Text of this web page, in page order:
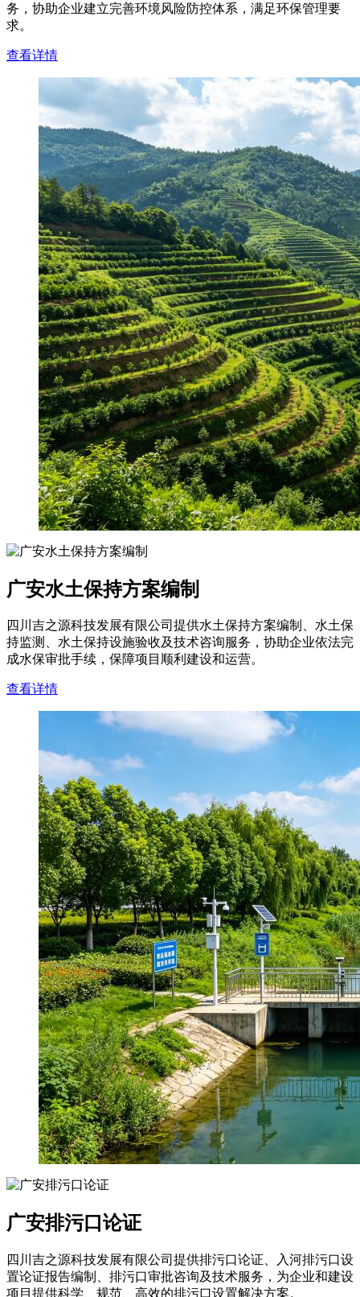
务，协助企业建立完善环境风险防控体系，满足环保管理要
求。
查看详情
广安水土保持方案编制
四川吉之源科技发展有限公司提供水土保持方案编制、水土保
持监测、水土保持设施验收及技术咨询服务，协助企业依法完
成水保审批手续，保障项目顺利建设和运营。
查看详情
广安排污口论证
四川吉之源科技发展有限公司提供排污口论证、入河排污口设
置论证报告编制、排污口审批咨询及技术服务，为企业和建设
项目提供科学、规范、高效的排污口设置解决方案。